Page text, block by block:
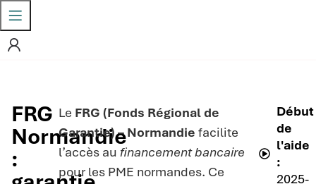
FRG
Normandie
:
Le FRG (Fonds Régional de
Garantie) – Normandie facilite
l’accès au financement bancaire
pour les PME normandes. Ce
Début
de
l'aide
:
2025-